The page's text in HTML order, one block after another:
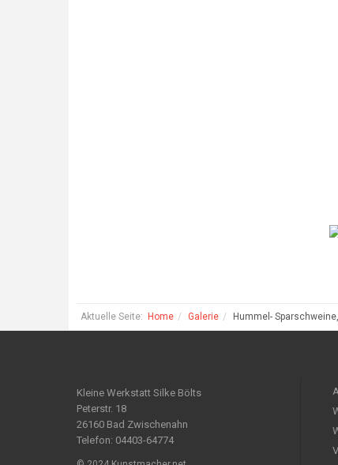
Aktuelle Seite: Home Galerie Hummel-
Kleine Werkstatt Silke Bölts
Peterstr. 18
26160 Bad Zwischenahn
Telefon: 04403-64774